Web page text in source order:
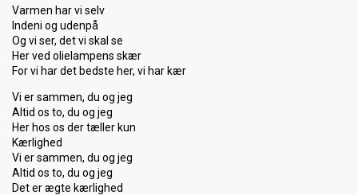
Varmen har vi selv
Indeni og udenpå
Og vi ser, det vi skal se
Her ved olielampens skær
For vi har det bedste her, vi har kær
Vi er sammen, du og jeg
Altid os to, du og jeg
Her hos os der tæller kun
Kærlighed
Vi er sammen, du og jeg
Altid os to, du og jeg
Det er ægte kærlighed